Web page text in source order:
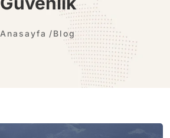
Anasayfa Blog